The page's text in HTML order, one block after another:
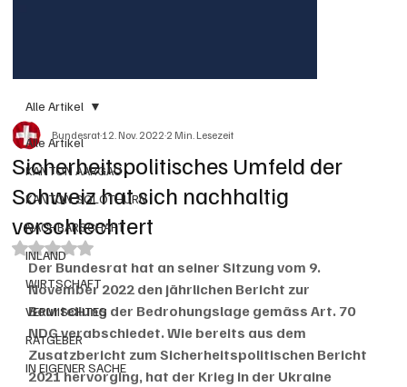
Alle Artikel
KANTON AARGAU
KANTON SOLOTHURN
NACHBARSCHAFT
INLAND
WIRTSCHAFT
VERMISCHTES
RATGEBER
IN EIGENER SACHE
Alle Artikel
Sicherheitspolitisches Umfeld der
Schweiz hat sich nachhaltig
verschlechtert
Bundesrat12. Nov. 20222 Min. Lesezeit
Mit NaN von 5 Sternen bewertet.
Der Bundesrat hat an seiner Sitzung vom 9.
November 2022 den jährlichen Bericht zur
Beurteilung der Bedrohungslage gemäss Art. 70
NDG verabschiedet. Wie bereits aus dem
Zusatzbericht zum Sicherheitspolitischen Bericht
2021 hervorging, hat der Krieg in der Ukraine